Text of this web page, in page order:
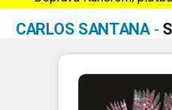
CARLOS SANTANA-